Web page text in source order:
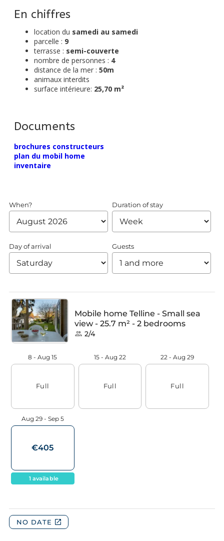
En chiffres
location du samedi au samedi
parcelle : 9
terrasse : semi-couverte
nombre de personnes : 4
distance de la mer : 50m
animaux interdits
surface intérieure: 25,70 m²
Documents
brochures constructeurs
plan du mobil home
inventaire